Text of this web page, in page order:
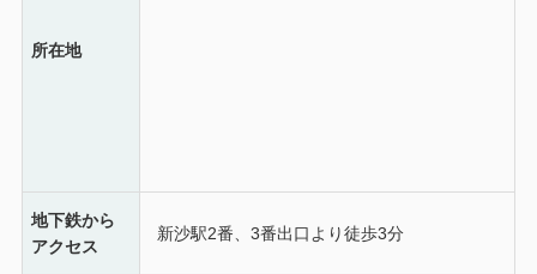
所在地
地下鉄から
アクセス
新沙駅2番、3番出口より徒歩3分